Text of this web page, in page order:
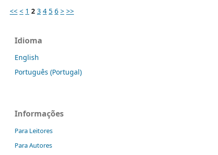
<< < 1 2 3 4 5 6 > >>
Idioma
English
Português (Portugal)
Informações
Para Leitores
Para Autores